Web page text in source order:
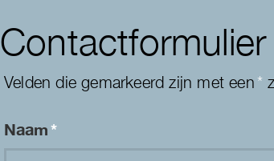
Velden die gemarkeerd zijn met een*
Naam*